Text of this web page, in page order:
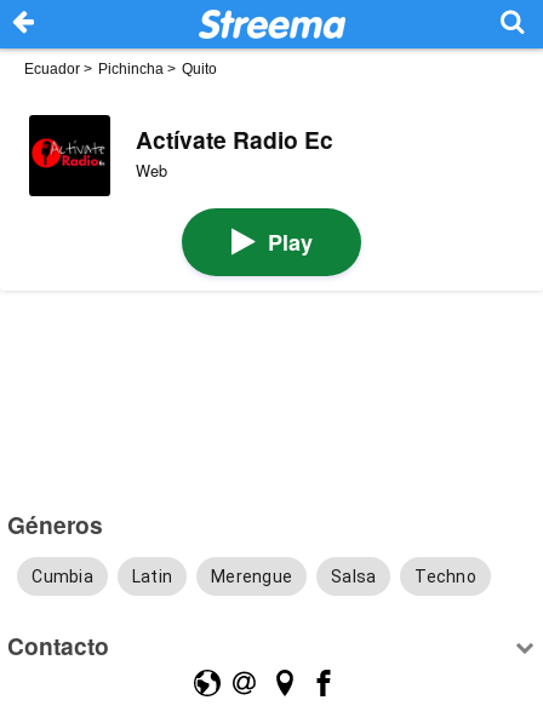
Ecuador > Pichincha > Quito
Actívate Radio Ec
Web
Play
Géneros
Cumbia Latin Merengue Salsa Techno
Contacto